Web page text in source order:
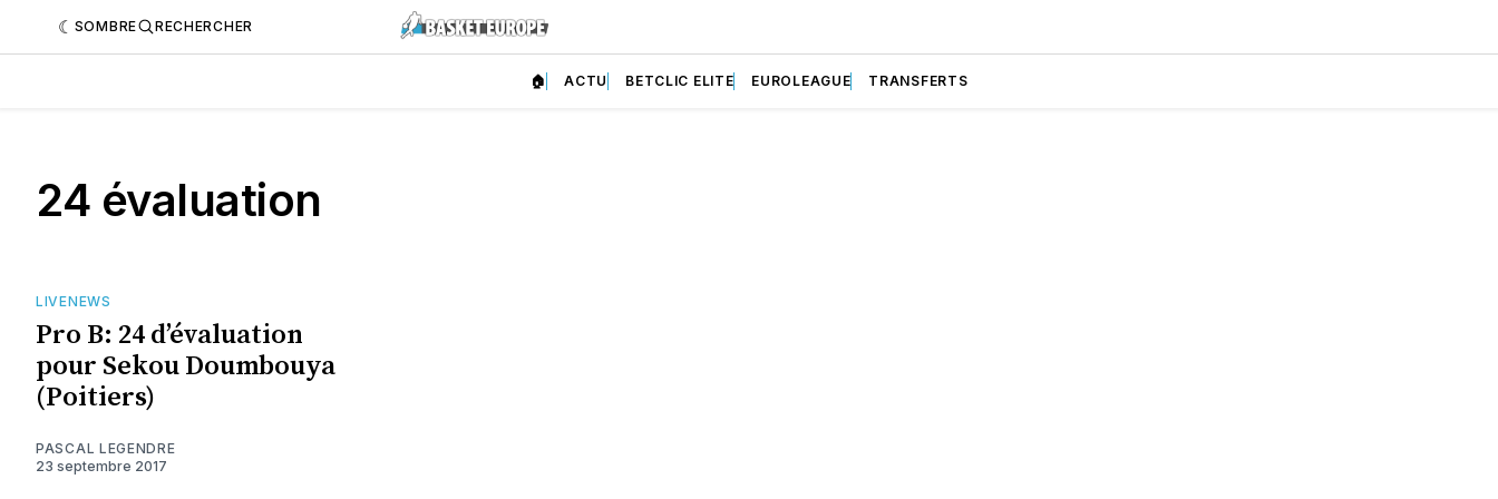
SOMBRE RECHERCHER
🏠 ACTU BETCLIC ELITE EUROLEAGUE TRANSFERTS
24 évaluation
LIVENEWS
Pro B: 24 d’évaluation
pour Sekou Doumbouya
(Poitiers)
PASCAL LEGENDRE
23 septembre 2017